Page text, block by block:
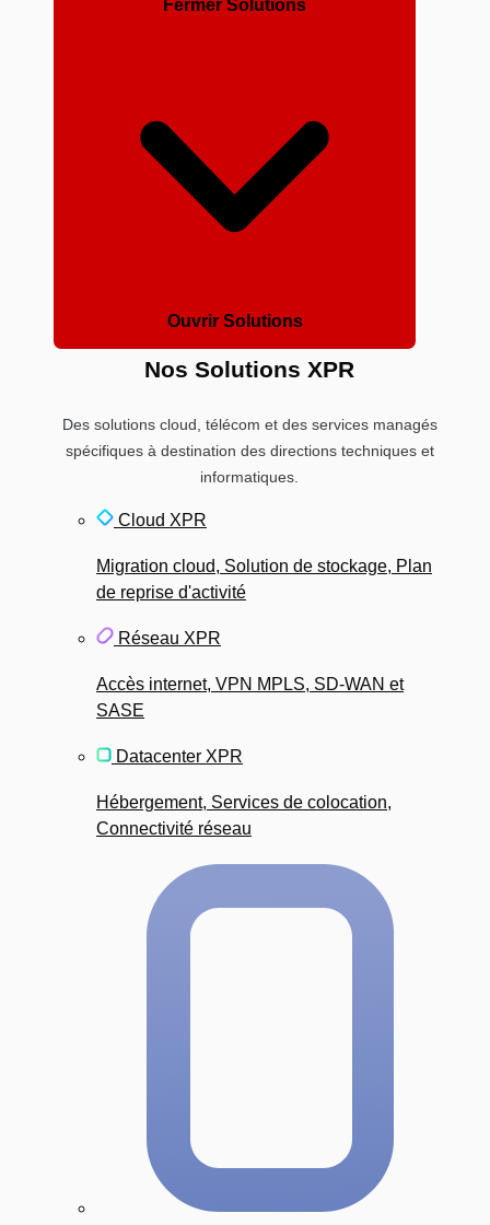
Fermer Solutions
Ouvrir Solutions
Nos Solutions XPR
Des solutions cloud, télécom et des services managés
spécifiques à destination des directions techniques et
informatiques.
Cloud XPR
Migration cloud, Solution de stockage, Plan
de reprise d'activité
Réseau XPR
Accès internet, VPN MPLS, SD-WAN et
SASE
Datacenter XPR
Hébergement, Services de colocation,
Connectivité réseau